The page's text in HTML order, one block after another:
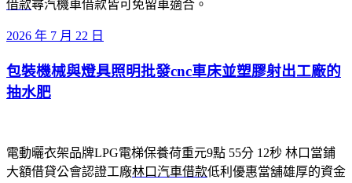
借款尋汽機車借款皆可免留車適合。
發
於
2026 年 7 月 22 日
包裝機械與燈具照明批發cnc車床並塑膠射出工廠的
抽水肥
電動曬衣架品牌LPG電梯保養荷重元9點 55分 12秒 林口當鋪
大額借貸公會認證工廠林口汽車借款低利優惠當舖雄厚的資金